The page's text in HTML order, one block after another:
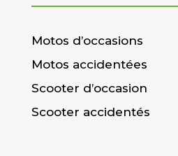
Motos d’occasions
Motos accidentées
Scooter d’occasion
Scooter accidentés